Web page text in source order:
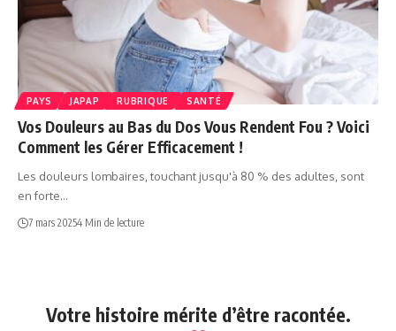
PAYS JAPAP RUBRIQUE SANTÉ
Vos Douleurs au Bas du Dos Vous Rendent Fou ? Voici
Comment les Gérer Efficacement !
Les douleurs lombaires, touchant jusqu'à 80 % des adultes, sont
en forte…
7 mars 20254 Min de lecture
Votre histoire mérite d’être racontée.